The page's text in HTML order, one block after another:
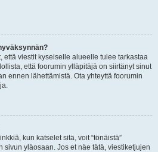
että viestit kyseiselle alueelle tulee tarkastaa
että foorumin ylläpitäjä on siirtänyt sinut
ennen lähettämistä. Ota yhteyttä foorumin
kun katselet sitä, voit “tönäistä”
sivun yläosaan. Jos et näe tätä, viestiketjujen